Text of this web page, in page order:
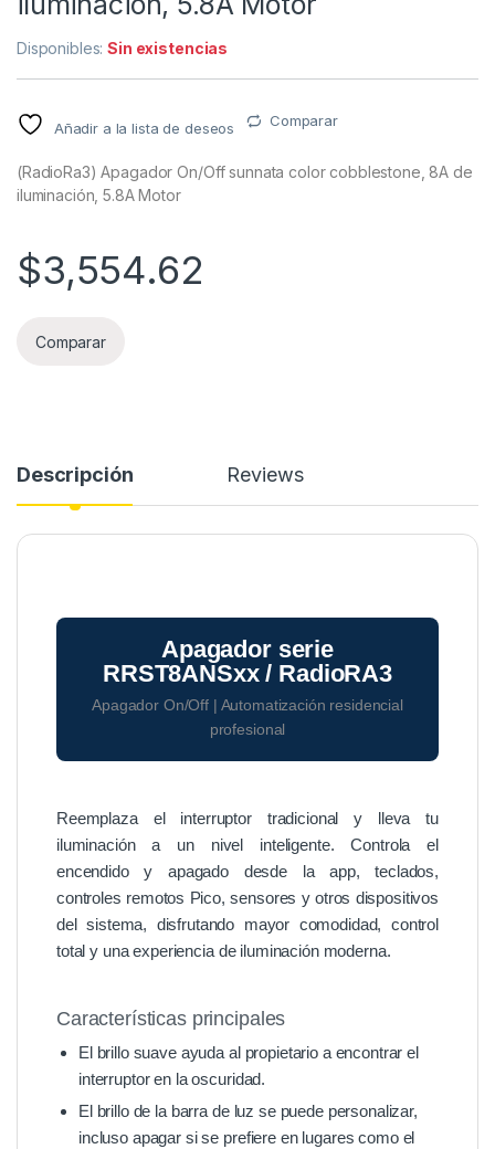
Disponibles:Sin existencias
Añadir a la lista de deseos Comparar
(RadioRa3) Apagador On/Off sunnata color cobblestone, 8A de
iluminación, 5.8A Motor
$3,554.62
Comparar
Descripción Reviews
Apagador serie
RRST8ANSxx / RadioRA3
Apagador On/Off | Automatización residencial
profesional
Reemplaza el interruptor tradicional y lleva tu
iluminación a un nivel inteligente. Controla el
encendido y apagado desde la app, teclados,
controles remotos Pico, sensores y otros dispositivos
del sistema, disfrutando mayor comodidad, control
total y una experiencia de iluminación moderna.
Características principales
El brillo suave ayuda al propietario a encontrar el
interruptor en la oscuridad.
El brillo de la barra de luz se puede personalizar,
incluso apagar si se prefiere en lugares como el